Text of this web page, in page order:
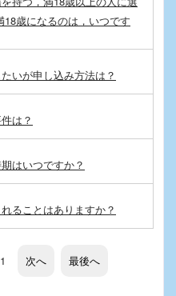
歳になるのは，いつです
いが申し込み方法は？
は？
はいつですか？
ることはありますか？
次へ 最後へ